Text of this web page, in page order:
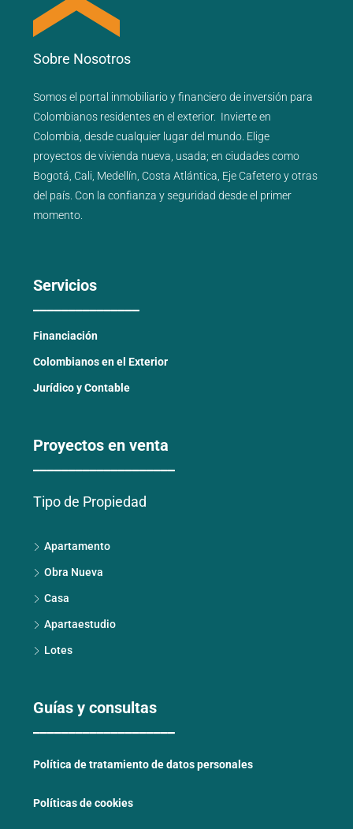
Sobre Nosotros
Somos el portal inmobiliarioyfinancierode inversión para
Colombianos residentes en el exterior. Invierte en
Colombia, desde cualquier lugar del mundo. Elige
proyectos devivienda nueva usada; en ciudades como
Bogotá Cali Medellín Costa Atlántica Eje Cafeteroyotras
del país . Con la confianza y seguridad desde el primer
momento.
Servicios
Financiación
Colombianos en el Exterior
Jurídico y Contable
Proyectos en venta
Tipo de Propiedad
Apartamento
Obra Nueva
Casa
Apartaestudio
Lotes
Guías y consultas
Política de tratamiento de datos personales
Políticas de cookies